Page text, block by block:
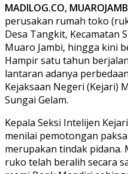
MADILOG.CO,
perusakan rumah toko
Desa Tangkit, Kecamatan
Muaro Jambi, hingga kini
Hampir satu tahun
lantaran adanya
Kejaksaan Negeri (Kejari)
Sungai Gelam.
Kepala Seksi Intelijen
menilai pemotongan
merupakan tindak pidana.
ruko telah beralih secara